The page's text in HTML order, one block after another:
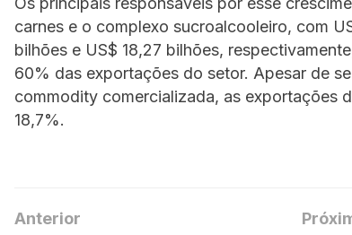
carnes e o complexo sucroalcooleiro, com
bilhões e US$ 18,27 bilhões,
60% das exportações do setor. Apesar de
commodity comercializada, as exportações
18,7%.
Anterior